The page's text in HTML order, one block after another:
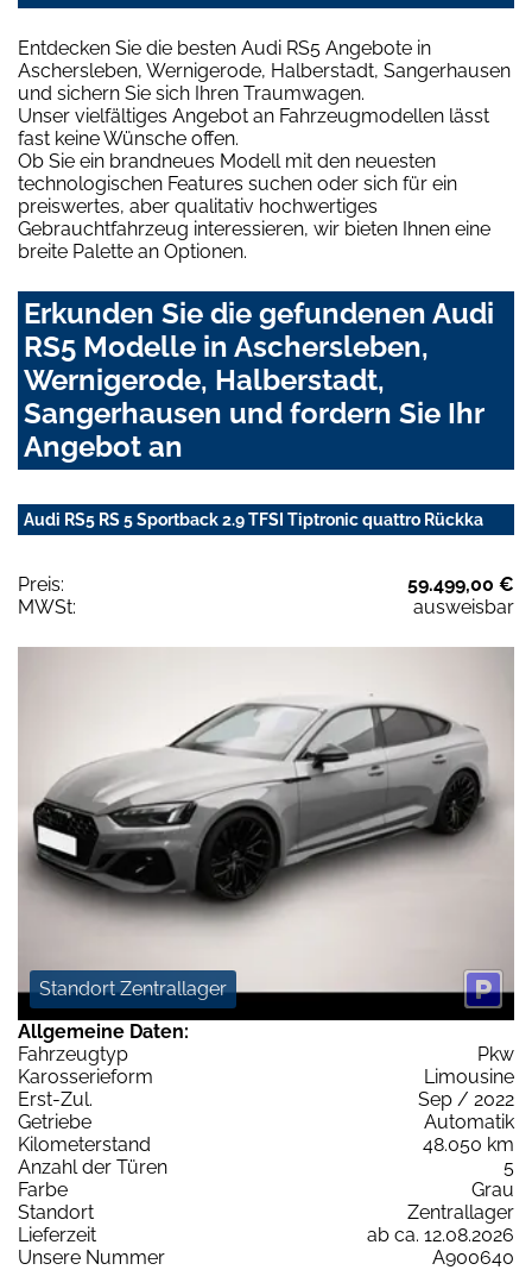
Entdecken Sie die besten Audi RS5 Angebote in
Aschersleben, Wernigerode, Halberstadt, Sangerhausen
und sichern Sie sich Ihren Traumwagen.
Unser vielfältiges Angebot an Fahrzeugmodellen lässt
fast keine Wünsche offen.
Ob Sie ein brandneues Modell mit den neuesten
technologischen Features suchen oder sich für ein
preiswertes, aber qualitativ hochwertiges
Gebrauchtfahrzeug interessieren, wir bieten Ihnen eine
breite Palette an Optionen.
Erkunden Sie die gefundenen Audi
RS5 Modelle in Aschersleben,
Wernigerode, Halberstadt,
Sangerhausen und fordern Sie Ihr
Angebot an
Audi RS5 RS 5 Sportback 2.9 TFSI Tiptronic quattro Rückka
Preis:
59.499,00 €
MWSt:
ausweisbar
Standort Zentrallager
Allgemeine Daten:
Fahrzeugtyp
Pkw
Karosserieform
Limousine
Erst-Zul.
Sep / 2022
Getriebe
Automatik
Kilometerstand
48.050 km
Anzahl der Türen
5
Farbe
Grau
Standort
Zentrallager
Lieferzeit
ab ca. 12.08.2026
Unsere Nummer
A900640